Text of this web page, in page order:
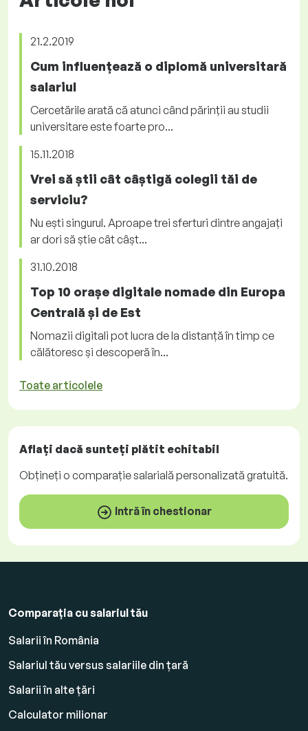
21.2.2019
Cum influențează o diplomă universitară
salariul
Cercetările arată că atunci când părinții au studii
universitare este foarte pro...
15.11.2018
Vrei să știi cât câștigă colegii tăi de
serviciu?
Nu ești singurul. Aproape trei sferturi dintre angajați
ar dori să știe cât câșt...
31.10.2018
Top 10 orașe digitale nomade din Europa
Centrală și de Est
Nomazii digitali pot lucra de la distanță în timp ce
călătoresc și descoperă în...
Toate articolele
Aflați dacă sunteți plătit echitabil
Obțineți o comparație salarială personalizată gratuită.
Intră în chestionar
Comparația cu salariul tău
Salarii în România
Salariul tău versus salariile din țară
Salarii în alte țări
Calculator milionar